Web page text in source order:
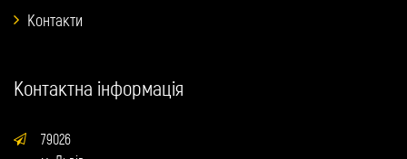
Контакти
Контактна інформація
79026